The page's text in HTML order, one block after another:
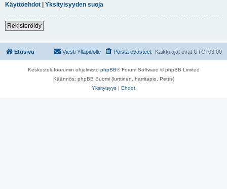
Käyttöehdot | Yksityisyyden suoja
Rekisteröidy
Etusivu Kaikki ajat ovat UTC+03:00
Poista evästeet
Viesti Ylläpidolle
Keskustelufoorumin ohjelmisto phpBB® Forum Software © phpBB Limited
Käännös: phpBB Suomi (lurttinen, harritapio, Pettis)
Yksityisyys | Ehdot